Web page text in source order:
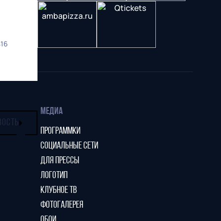
МЕДИА
ПРОГРАММКИ
СОЦИАЛЬНЫЕ СЕТИ
ДЛЯ ПРЕССЫ
ЛОГОТИП
КЛУБНОЕ ТВ
ФОТОГАЛЕРЕЯ